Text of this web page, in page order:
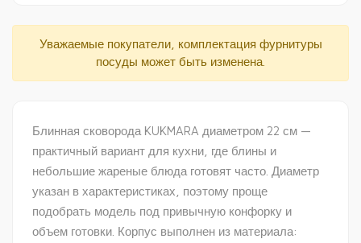
Уважаемые покупатели, комплектация фурнитуры
посуды может быть изменена.
Блинная сковорода KUKMARA диаметром 22 см —
практичный вариант для кухни, где блины и
небольшие жареные блюда готовят часто. Диаметр
указан в характеристиках, поэтому проще
подобрать модель под привычную конфорку и
объем готовки. Корпус выполнен из материала: